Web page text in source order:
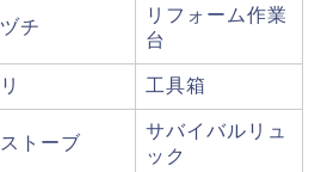
チ
リフォーム作業
台
工具箱
トーブ
サバイバルリュ
ック